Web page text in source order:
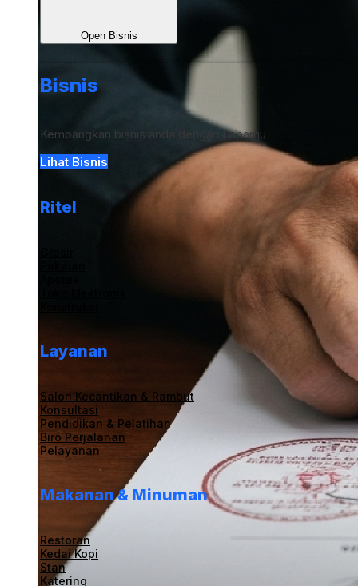
Open Bisnis
Bisnis
Kembangkan bisnis anda dengan Labamu
Lihat Bisnis
Ritel
Layanan
Salon Kecantikan & Rambut
Konsultasi
Pendidikan & Pelatihan
Biro Perjalanan
Pelayanan
Makanan & Minuman
Restoran
Kedai Kopi
Stan
Katering